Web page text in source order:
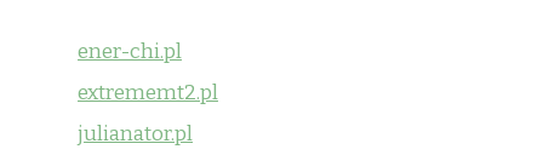
ener-chi.pl
extrememt2.pl
julianator.pl